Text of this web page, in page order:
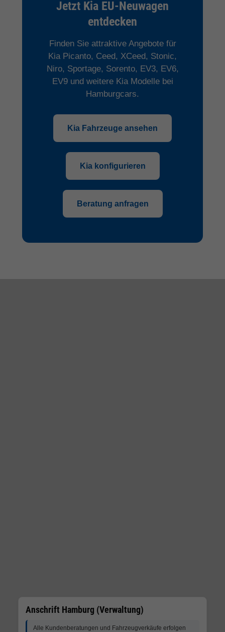
Jetzt Kia EU-Neuwagen
entdecken
Finden Sie attraktive Angebote für
Kia Picanto, Ceed, XCeed, Stonic,
Niro, Sportage, Sorento, EV3, EV6,
EV9 und weitere Kia Modelle bei
Hamburgcars.
Kia Fahrzeuge ansehen
Kia konfigurieren
Beratung anfragen
Anschrift Hamburg (Verwaltung)
Alle Kundenberatungen und Fahrzeugverkäufe erfolgen